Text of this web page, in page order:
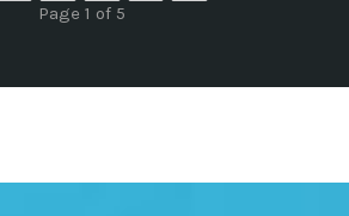
Page 1 of 5